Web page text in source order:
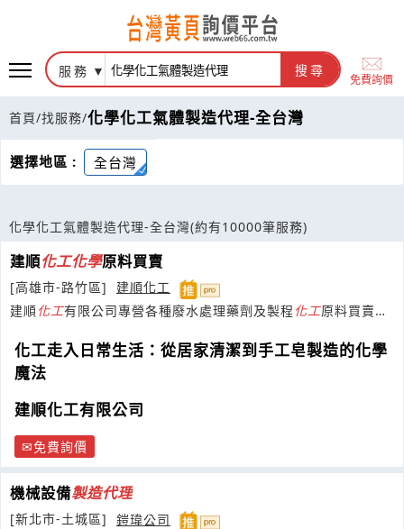
服務 搜尋
免費詢價
首頁/找服務/化學化工氣體製造代理-全台灣
選擇地區 : 全台灣
化學化工氣體製造代理-全台灣(約有10000筆服務)
建順化工化學原料買賣
[高雄市-路竹區]
建順化工
建順化工有限公司專營各種廢水處理藥劑及製程 化工原料買賣，
化工走入日常生活：從居家清潔到手工皂製造的化學
魔法
建順化工有限公司
免費詢價
機械設備製造代理
[新北市-土城區]
鎧瑋公司